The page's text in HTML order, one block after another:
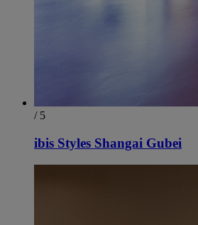
/ 5
ibis Styles Shangai Gubei